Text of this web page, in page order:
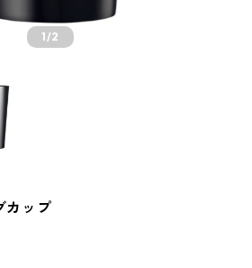
1/2
カップ